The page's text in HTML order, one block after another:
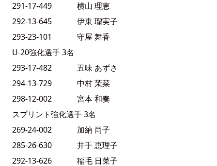
291-17-449 横山 理恵
292-13-645 伊東 瑠実子
293-23-101 守屋 舞香
U-20強化選手 3名
293-17-482 五味 あずさ
294-13-729 中村 茉菜
298-12-002 宮本 和奏
スプリント強化選手 3名
269-24-002 加納 尚子
285-26-630 井手 恵理子
292-13-626 稲毛 日菜子